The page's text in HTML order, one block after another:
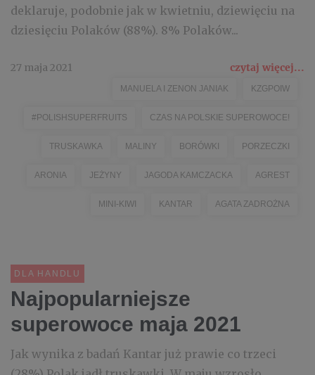
deklaruje, podobnie jak w kwietniu, dziewięciu na
dziesięciu Polaków (88%). 8% Polaków...
27 maja 2021 czytaj więcej...
MANUELA I ZENON JANIAK KZGPOIW
#POLISHSUPERFRUITS CZAS NA POLSKIE SUPEROWOCE!
TRUSKAWKA MALINY BORÓWKI PORZECZKI
ARONIA JEŻYNY JAGODA KAMCZACKA AGREST
MINI-KIWI KANTAR AGATA ZADROŻNA
DLA HANDLU
Najpopularniejsze
superowoce maja 2021
Jak wynika z badań Kantar już prawie co trzeci